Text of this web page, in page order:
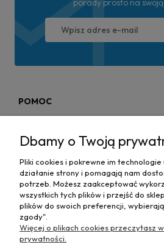
porady prosto na
POMOC
MAPA STRONY
INFORMACJE
Dbamy o Twoją
Pliki cookies i pokrewne im
działanie strony i pomagają nam
potrzeb. Możesz zaakceptować
wszystkich tych plików i przejść do
plików do swoich preferencji,
zgody".
Więcej o plikach cookies przeczytasz
prywatności.